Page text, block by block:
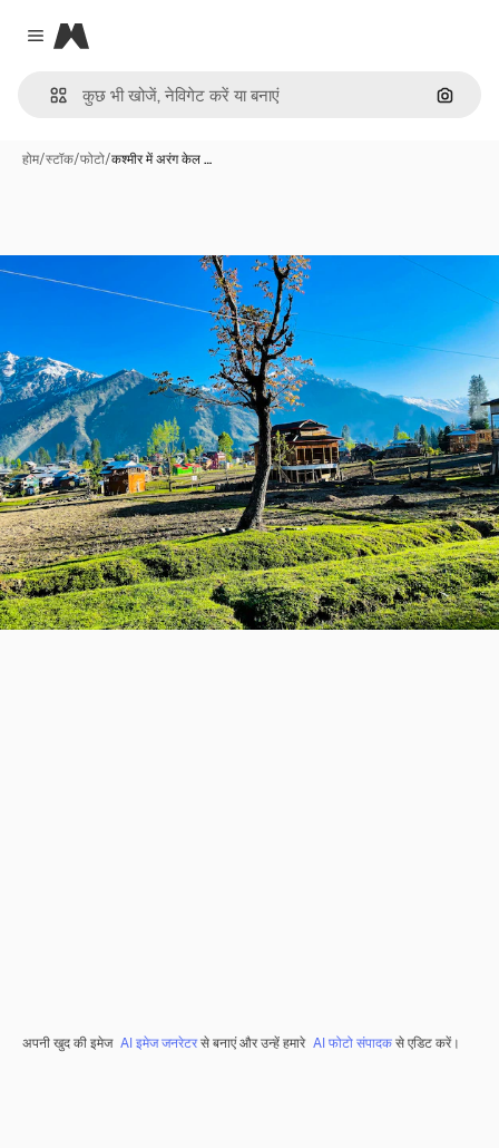
Close menu
Magnific
इमेज से
होम/स्टॉक/फोटो/कश्मीर में अरंग केल …
अपनी खुद की इमेज AI इमेज जनरेटरसे बनाएं और उन्हें हमारे AI फोटो संपादकसे एडिट करें।